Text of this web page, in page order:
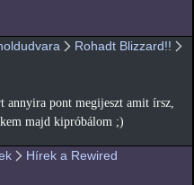
Rohadt Blizzard!!
annyira pont megijeszt amit írsz,
majd kipróbálom ;)
Hírek a Rewired